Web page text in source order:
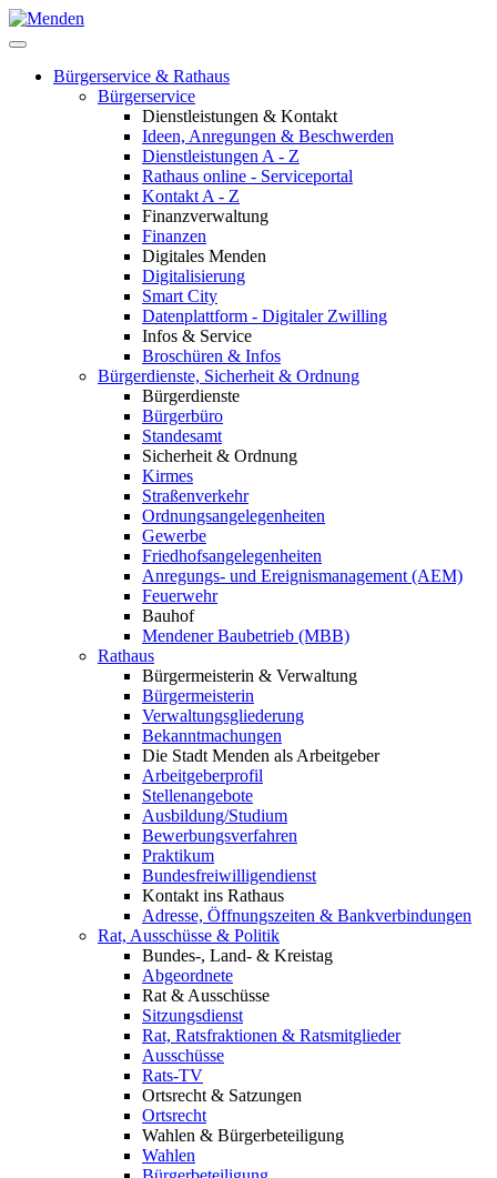
Bürgerservice & Rathaus
Bürgerservice
Dienstleistungen & Kontakt
Ideen, Anregungen & Beschwerden
Dienstleistungen A - Z
Rathaus online - Serviceportal
Kontakt A - Z
Finanzverwaltung
Finanzen
Digitales Menden
Digitalisierung
Smart City
Datenplattform - Digitaler Zwilling
Infos & Service
Broschüren & Infos
Bürgerdienste, Sicherheit & Ordnung
Bürgerdienste
Bürgerbüro
Standesamt
Sicherheit & Ordnung
Kirmes
Straßenverkehr
Ordnungsangelegenheiten
Gewerbe
Friedhofsangelegenheiten
Anregungs- und Ereignismanagement (AEM)
Feuerwehr
Bauhof
Mendener Baubetrieb (MBB)
Rathaus
Bürgermeisterin & Verwaltung
Bürgermeisterin
Verwaltungsgliederung
Bekanntmachungen
Die Stadt Menden als Arbeitgeber
Arbeitgeberprofil
Stellenangebote
Ausbildung/Studium
Bewerbungsverfahren
Praktikum
Bundesfreiwilligendienst
Kontakt ins Rathaus
Adresse, Öffnungszeiten & Bankverbindungen
Rat, Ausschüsse & Politik
Bundes-, Land- & Kreistag
Abgeordnete
Rat & Ausschüsse
Sitzungsdienst
Rat, Ratsfraktionen & Ratsmitglieder
Ausschüsse
Rats-TV
Ortsrecht & Satzungen
Ortsrecht
Wahlen & Bürgerbeteiligung
Wahlen